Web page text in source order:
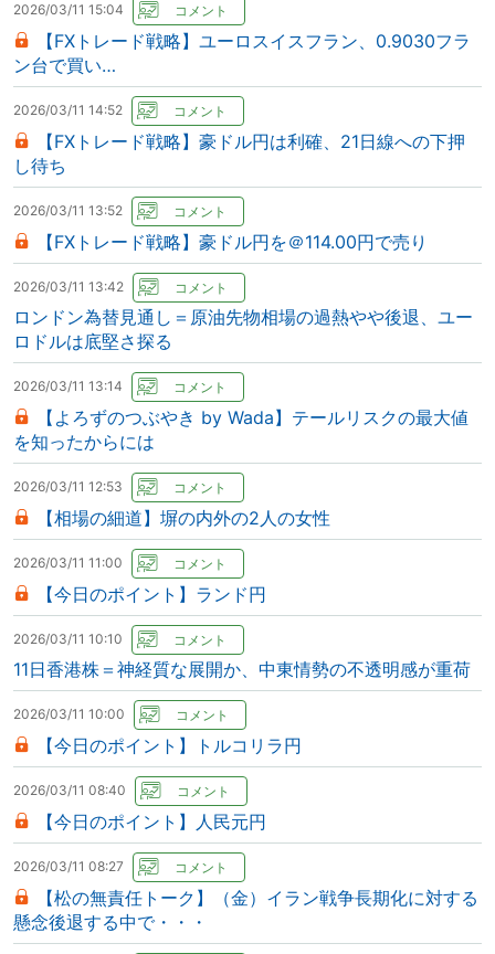
2026/03/11 15:04
【FXトレード戦略】ユーロスイスフラン、0.9030フラ
ン台で買い…
2026/03/11 14:52
【FXトレード戦略】豪ドル円は利確、21日線への下押
し待ち
2026/03/11 13:52
【FXトレード戦略】豪ドル円を＠114.00円で売り
2026/03/11 13:42
ロンドン為替見通し＝原油先物相場の過熱やや後退、ユー
ロドルは底堅さ探る
2026/03/11 13:14
【よろずのつぶやき by Wada】テールリスクの最大値
を知ったからには
2026/03/11 12:53
【相場の細道】塀の内外の2人の女性
2026/03/11 11:00
【今日のポイント】ランド円
2026/03/11 10:10
11日香港株＝神経質な展開か、中東情勢の不透明感が重荷
2026/03/11 10:00
【今日のポイント】トルコリラ円
2026/03/11 08:40
【今日のポイント】人民元円
2026/03/11 08:27
【松の無責任トーク】（金）イラン戦争長期化に対する
懸念後退する中で・・・